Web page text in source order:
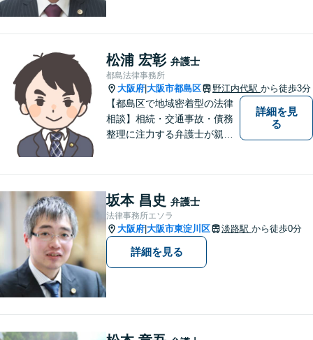
で頼れる弁護士を目指しま
す。【休日相談可】【今福鶴
見駅2分】
松浦 宏彰 弁護士
都島法律事務所
大阪府 大阪市都島区 野江内代駅 から徒歩3分
【都島区で地域密着型の法律
相談】相続・交通事故・債務
整理に注力する弁護士が親身
様、まずはお気軽にご連絡く
ださい。初回面談予約受付中
詳細を見
る
坂本 昌史 弁護士
法律事務所エソラ
大阪府 大阪市東淀川区 淡路駅 から徒歩0分
詳細を見る